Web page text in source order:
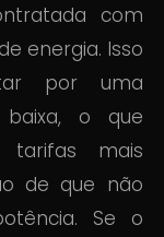
com
energia. Isso
por uma
o que
tarifas mais
de que não
Se o